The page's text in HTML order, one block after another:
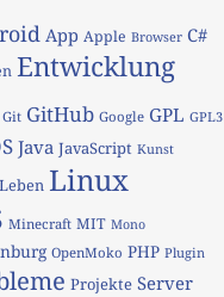
App Apple Browser C#
Entwicklung
Git GitHub Google GPL GPL3
Java JavaScript Kunst
Leben Linux
Minecraft MIT Mono
OpenMoko PHP Plugin
Projekte Server